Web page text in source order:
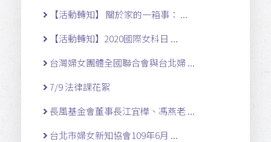
【活動轉知】 關於家的一箱事： ...
【活動轉知】2020國際女科日 ...
台灣婦女團體全國聯合會與台北婦 ...
7/9 法律課花絮
長風基金會董事長江宜樺、馮燕老 ...
台北市婦女新知協會109年6月 ...